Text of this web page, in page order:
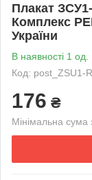
Плакат
Комплекс
України
В наявності 1 од.
Код: post_ZSU1-
176 ₴
Мінімальна